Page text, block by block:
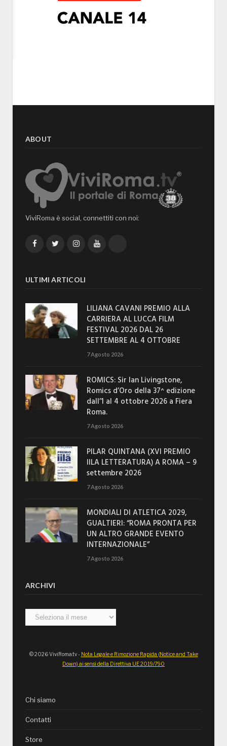
ABOUT
ViviRoma è social, connettiti con noi:
FacebookTwitterInstagramYouTube
ULTIMI ARTICOLI
LILIANA CAVANI PREMIO ALLA
CARRIERA AL LUCCA FILM
FESTIVAL 2026 DAL 26
SETTEMBRE AL 4 OTTOBRE
7 Agosto 2026
ROMICS: Sir Ian Livingstone,
Romics d’Oro della 37^ edizione
dall’1 al 4 ottobre 2026 a Fiera
Roma.
7 Agosto 2026
PILAR QUINTANA (XVI PREMIO
IILA LETTERATURA) A ROMA – 9
settembre 2026
7 Agosto 2026
MONDIALI DI ATLETICA 2029,
GUALTIERI: “ROMA PRONTA PER
UN ALTRO GRANDE EVENTO
INTERNAZIONALE”
7 Agosto 2026
ARCHIVI
Archivi
© 2026 ViviRoma.tv - Nota Legale e Rimozione Rapida (Notice and Take
Down) ai sensi della Direttiva UE 2019/790
Chi siamo
Contatti
Store